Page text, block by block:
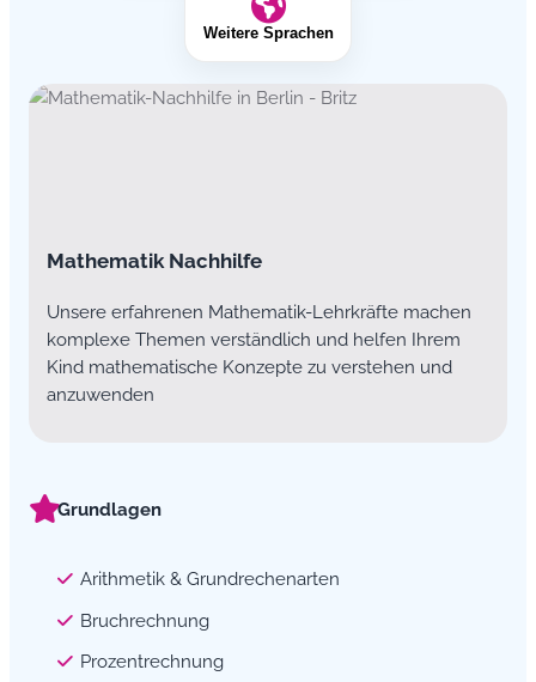
Weitere Sprachen
Mathematik Nachhilfe
Unsere erfahrenen Mathematik-Lehrkräfte machen
komplexe Themen verständlich und helfen Ihrem
Kind mathematische Konzepte zu verstehen und
anzuwenden
Grundlagen
Arithmetik & Grundrechenarten
Bruchrechnung
Prozentrechnung